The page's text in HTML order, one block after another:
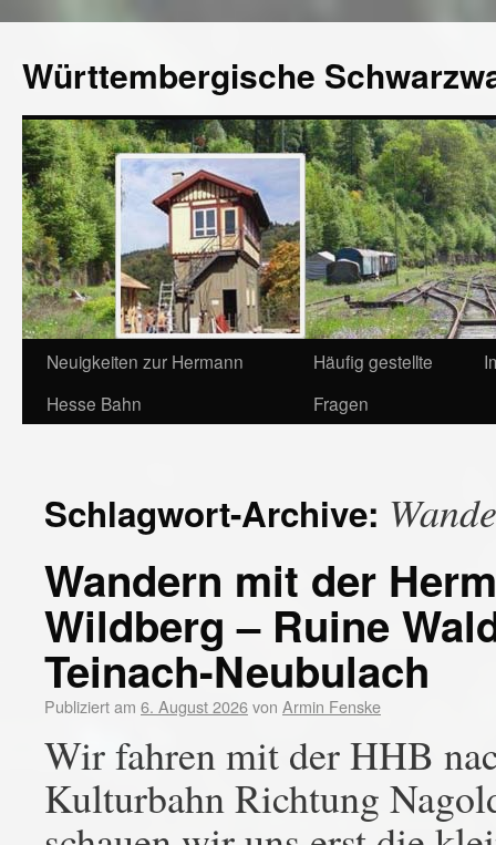
Württembergische
Neuigkeiten zur Hermann
Hesse Bahn
Häufig gestellte
Fragen
Schlagwort-Archive:
Wandern mit der
Wildberg – Ruine
Teinach-Neubulach
Publiziert am 6. August 2026von Armin Fenske
Wir fahren mit der HHB
Kulturbahn Richtung